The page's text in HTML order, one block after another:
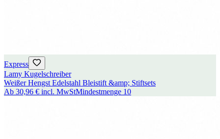
Express
Lamy Kugelschreiber
Weißer Hengst Edelstahl Bleistift &amp; Stiftsets
Ab 30,96 € incl. MwStMindestmenge 10